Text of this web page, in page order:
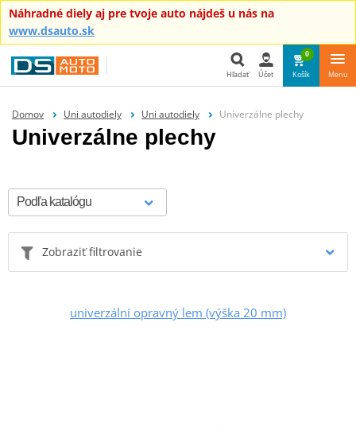
Náhradné diely aj pre tvoje auto nájdeš u nás na
www.dsauto.sk
Hľadať
Hľadať Účet
0
Košík Menu
Domov Uni autodiely Uni autodiely Univerzálne plechy
Univerzálne plechy
Zobraziť filtrovanie
univerzální opravný lem (výška 20 mm)